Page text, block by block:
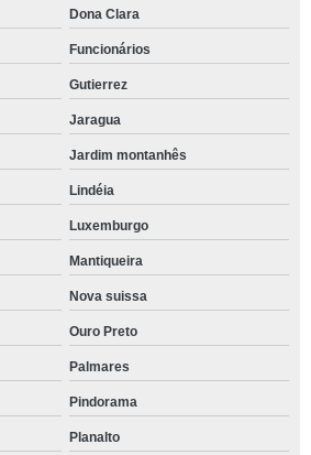
Dona Clara
Funcionários
Gutierrez
Jaragua
Jardim montanhês
Lindéia
Luxemburgo
Mantiqueira
Nova suissa
Ouro Preto
Palmares
Pindorama
Planalto